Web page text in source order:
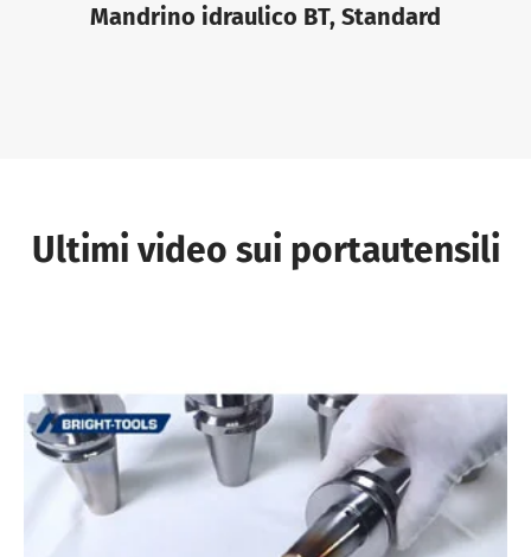
Mandrino idraulico BT, Standard
Ultimi video sui portautensili